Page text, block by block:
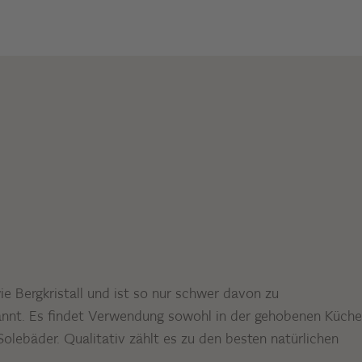
Bergkristall und ist so nur schwer davon zu
Es findet Verwendung sowohl in der gehobenen Küche
Qualitativ zählt es zu den besten natürlichen